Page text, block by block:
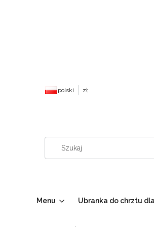
polski zł
Menu Ubranka do chrztu